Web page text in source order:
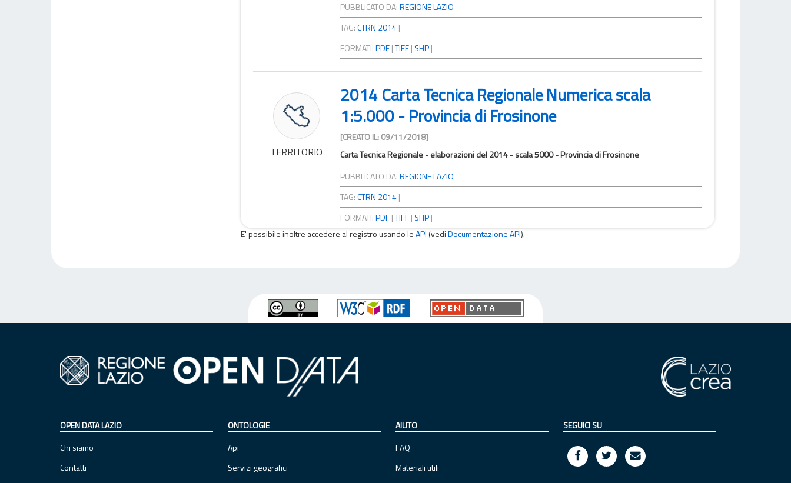
PUBBLICATO DA:REGIONE LAZIO
TAG:CTRN 2014 |
FORMATI:PDF |TIFF | SHP |
TERRITORIO
2014 Carta Tecnica Regionale Numerica scala
1:5.000 - Provincia di Frosinone
[CREATO IL: 09/11/2018]
Carta Tecnica Regionale - elaborazioni del 2014 - scala 5000 - Provincia di Frosinone
PUBBLICATO DA:REGIONE LAZIO
TAG:CTRN 2014 |
FORMATI:PDF |TIFF | SHP |
E' possibile inoltre accedere al registro usando leAPI (vediDocumentazione API).
OPEN DATA LAZIO
Chi siamo
Contatti
ONTOLOGIE
Api
Servizi geografici
AIUTO
FAQ
Materiali utili
SEGUICI SU